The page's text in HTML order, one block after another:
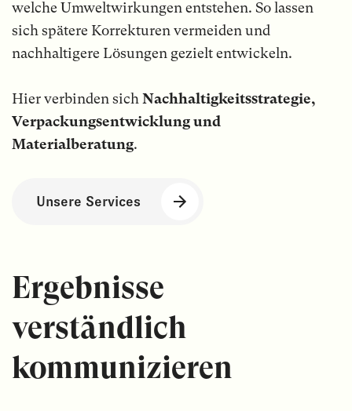
welche Umweltwirkungen entstehen. So lassen
sich spätere Korrekturen vermeiden und
nachhaltigere Lösungen gezielt entwickeln.
Hier verbinden sichNachhaltigkeitsstrategie,
Verpackungsentwicklung und
Materialberatung.
Unsere Services
Ergebnisse
verständlich
kommunizieren